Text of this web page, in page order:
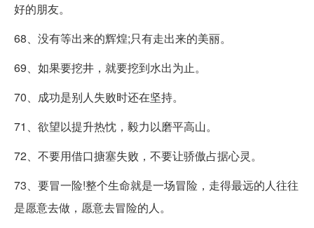
好的朋友。
68、没有等出来的辉煌;只有走出来的美丽。
69、如果要挖井，就要挖到水出为止。
70、成功是别人失败时还在坚持。
71、欲望以提升热忱，毅力以磨平高山。
72、不要用借口搪塞失败，不要让骄傲占据心灵。
73、要冒一险!整个生命就是一场冒险，走得最远的人往往
是愿意去做，愿意去冒险的人。